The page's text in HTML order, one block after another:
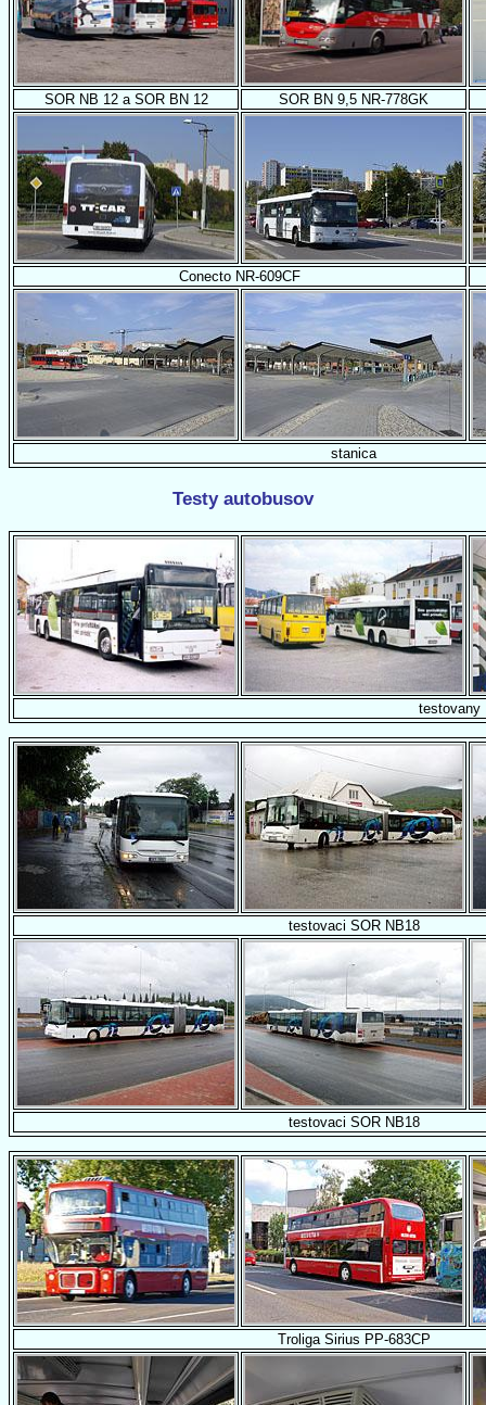
SOR NB 12 a SOR BN 12 SOR BN 9,5 NR-778GK
Conecto NR-609CF
stanica
Testy autobusov
testovany
testovaci SOR NB18
testovaci SOR NB18
Troliga Sirius PP-683CP